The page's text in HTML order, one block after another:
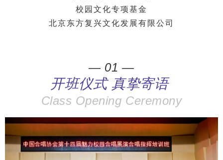
校园文化专项基金
北京东方复兴文化发展有限公司
— 01 —
开班仪式 真挚寄语
Class Opening Ceremony